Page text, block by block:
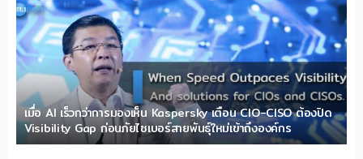
เมื่อ AI เร็วกว่าการมองเห็น Kaspersky เตือน CIO-CISO ต้องปิด
Visibility Gap ก่อนภัยไซเบอร์สายพันธุ์ใหม่เข้าถึงองค์กร